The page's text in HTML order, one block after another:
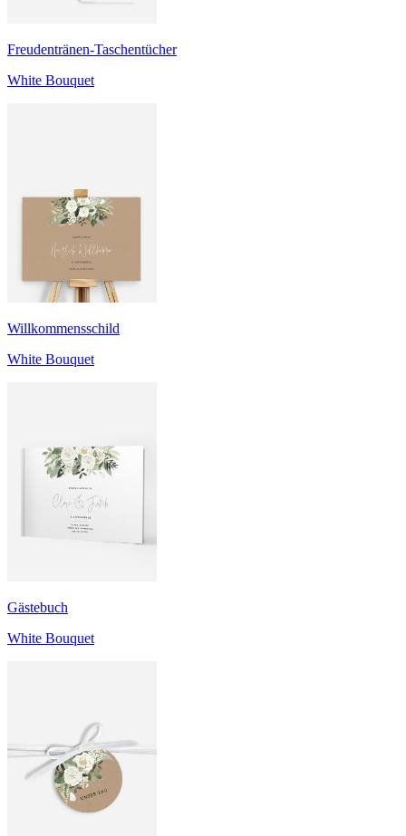
Freudentränen-Taschentücher
White Bouquet
Willkommensschild
White Bouquet
Gästebuch
White Bouquet